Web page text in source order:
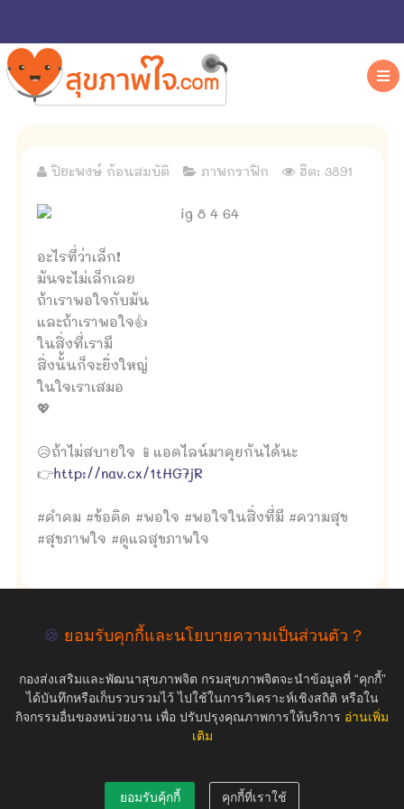
ปิยะพงษ์ ก้อนสมบัติ ภาพกราฟิก ฮิต: 3891
อะไรที่ว่าเล็ก❗
มันจะไม่เล็กเลย
ถ้าเราพอใจกับมัน
และถ้าเราพอใจ👍
ในสิ่งที่เรามี
สิ่งนั้นก็จะยิ่งใหญ่
ในใจเราเสมอ
💖
😥ถ้าไม่สบายใจ 📱แอดไลน์มาคุยกันได้นะ
👉http://nav.cx/1tHG7jR
#คำคม #ข้อคิด #พอใจ #พอใจในสิ่งที่มี #ความสุข
#สุขภาพใจ #ดูแลสุขภาพใจ
empty
🍪 ยอมรับคุกกี้และนโยบายความเป็นส่วนตัว ?
กองส่งเสริมและพัฒนาสุขภาพจิต กรมสุขภาพจิตจะนำข้อมูลที่ “คุกกี้”
ได้บันทึกหรือเก็บรวบรวมไว้ ไปใช้ในการวิเคราะห์เชิงสถิติ หรือใน
กิจกรรมอื่นของหน่วยงาน เพื่อ ปรับปรุงคุณภาพการให้บริการ อ่านเพิ่ม
เติม
ยอมรับคุ้กกี้ คุกกี้ที่เราใช้